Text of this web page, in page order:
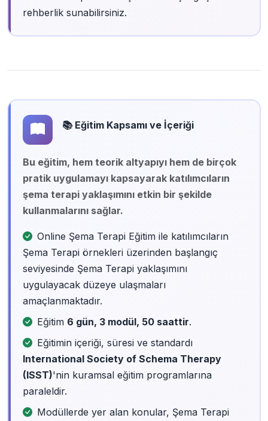
rehberlik sunabilirsiniz.
📚 Eğitim Kapsamı ve İçeriği
Bu eğitim, hem teorik altyapıyı hem de birçok
pratik uygulamayı kapsayarak katılımcıların
şema terapi yaklaşımını etkin bir şekilde
kullanmalarını sağlar.
Online Şema Terapi Eğitim ile katılımcıların
Şema Terapi örnekleri üzerinden başlangıç
seviyesinde Şema Terapi yaklaşımını
uygulayacak düzeye ulaşmaları
amaçlanmaktadır.
Eğitim 6 gün, 3 modül, 50 saattir.
Eğitimin içeriği, süresi ve standardı
International Society of Schema Therapy
(ISST)'nin kuramsal eğitim programlarına
paraleldir.
Modüllerde yer alan konular, Şema Terapi